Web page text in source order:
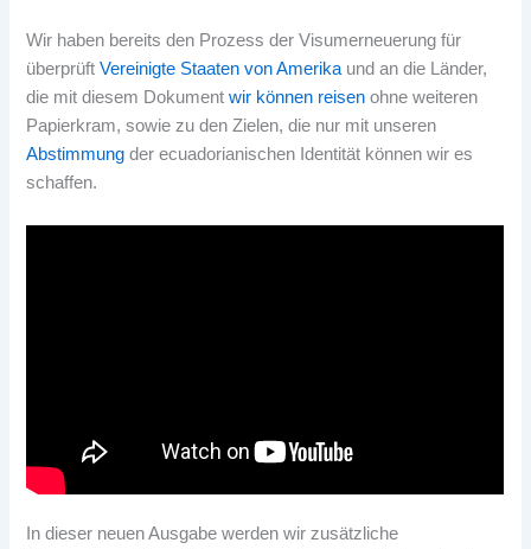
Wir haben bereits den Prozess der Visumerneuerung für
überprüftVereinigte Staaten von Amerikaund an die Länder,
die mit diesem Dokument wir können reisen ohne weiteren
Papierkram, sowie zu den Zielen, die nur mit unseren
Abstimmung der ecuadorianischen Identität können wir es
schaffen.
In dieser neuen Ausgabe werden wir zusätzliche